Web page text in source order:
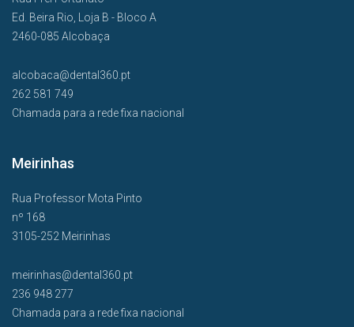
Ed. Beira Rio, Loja B - Bloco A
2460-085 Alcobaça
alcobaca@dental360.pt
262 581 749
Chamada para a rede fixa nacional
Meirinhas
Rua Professor Mota Pinto
nº 168
3105-252 Meirinhas
meirinhas@dental360.pt
236 948 277
Chamada para a rede fixa nacional